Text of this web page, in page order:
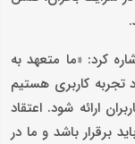
کرد: «ما متعهد به
تجربه کاربری هستیم
ارائه شود. اعتقاد
برقرار باشد و ما در